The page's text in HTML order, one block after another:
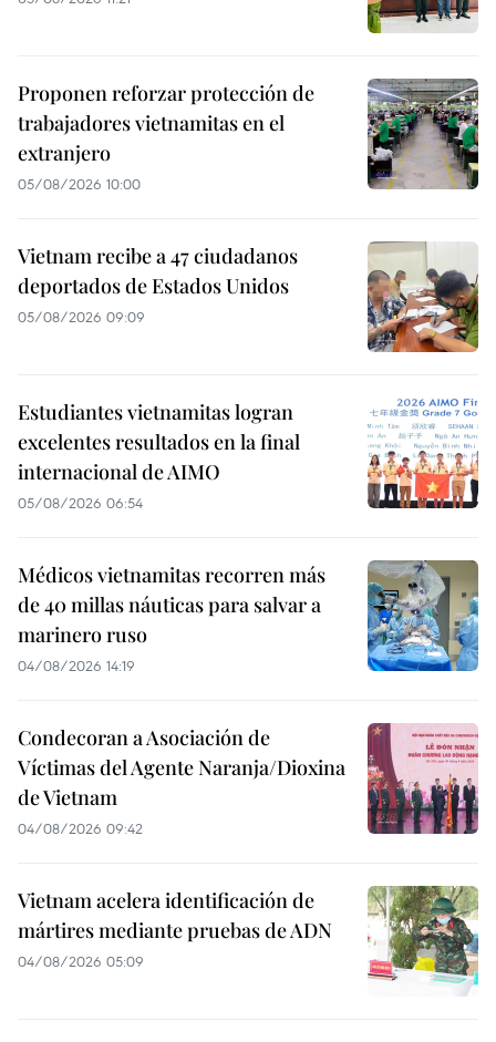
Proponen reforzar protección de
trabajadores vietnamitas en el
extranjero
05/08/2026 10:00
Vietnam recibe a 47 ciudadanos
deportados de Estados Unidos
05/08/2026 09:09
Estudiantes vietnamitas logran
excelentes resultados en la final
internacional de AIMO
05/08/2026 06:54
Médicos vietnamitas recorren más
de 40 millas náuticas para salvar a
marinero ruso
04/08/2026 14:19
Condecoran a Asociación de
Víctimas del Agente Naranja/Dioxina
de Vietnam
04/08/2026 09:42
Vietnam acelera identificación de
mártires mediante pruebas de ADN
04/08/2026 05:09